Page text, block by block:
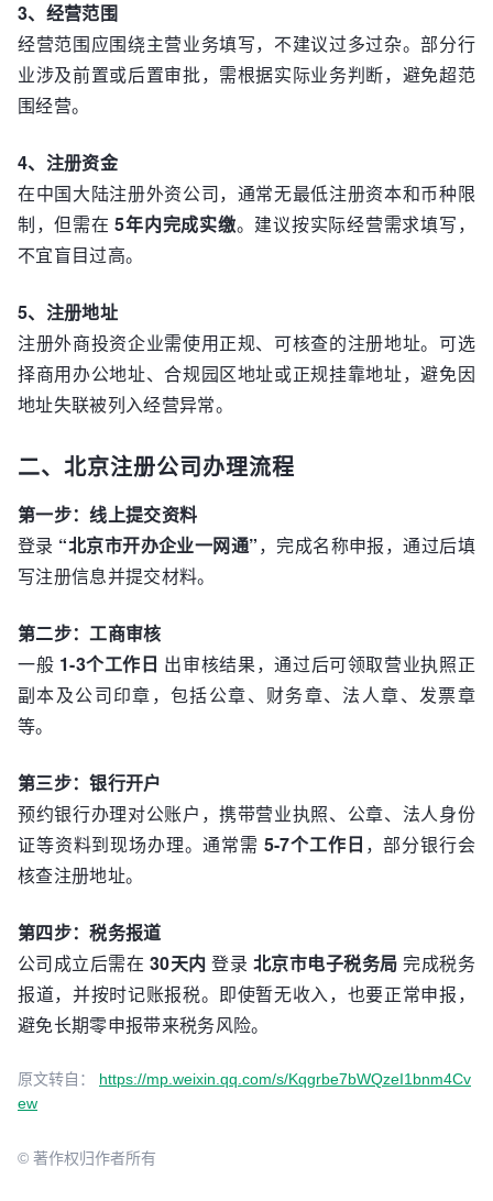
3、经营范围
经营范围应围绕主营业务填写，不建议过多过杂。部分行
业涉及前置或后置审批，需根据实际业务判断，避免超范
围经营。
4、注册资金
在中国大陆注册外资公司，通常无最低注册资本和币种限
制，但需在5年内完成实缴。建议按实际经营需求填写，
不宜盲目过高。
5、注册地址
注册外商投资企业需使用正规、可核查的注册地址。可选
择商用办公地址、合规园区地址或正规挂靠地址，避免因
地址失联被列入经营异常。
二、北京注册公司办理流程
第一步：线上提交资料
登录 “北京市开办企业一网通”，完成名称申报，通过后填
写注册信息并提交材料。
第二步：工商审核
一般 1-3个工作日 出审核结果，通过后可领取营业执照正
副本及公司印章，包括公章、财务章、法人章、发票章
等。
第三步：银行开户
预约银行办理对公账户，携带营业执照、公章、法人身份
证等资料到现场办理。通常需 5-7个工作日 ，部分银行会
核查注册地址。
第四步：税务报道
公司成立后需在 30天内 登录 北京市电子税务局 完成税务
报道，并按时记账报税。即使暂无收入，也要正常申报，
避免长期零申报带来税务风险。
原文转自： https://mp.weixin.qq.com/s/Kqgrbe7bWQzeI1bnm4Cv
ew
© 著作权归作者所有